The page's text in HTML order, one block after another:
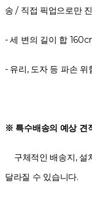
송 / 직접 픽업으로만
- 세 변의 길이 합
- 유리, 도자 등 파손 위
※ 특수배송의 예상 견
구체적인 배송지, 설
달라질 수 있습니다.